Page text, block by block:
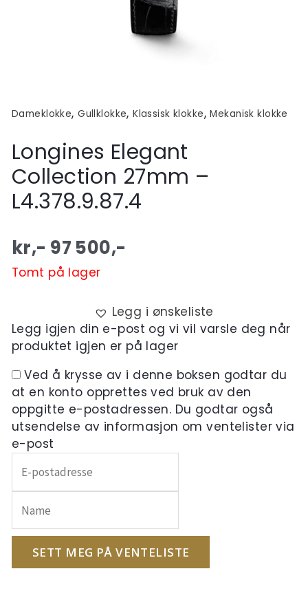
Dameklokke,Gullklokke,Klassisk klokke,Mekanisk klokke
Longines Elegant
Collection 27mm –
L4.378.9.87.4
kr,- 97 500,-
Tomt på lager
Legg i ønskeliste
Legg igjen din e-post og vi vil varsle deg når
produktet igjen er på lager
Ved å krysse av i denne boksen godtar du
at en konto opprettes ved bruk av den
oppgitte e-postadressen. Du godtar også
utsendelse av informasjon om ventelister via
e-post
inn
e-
postadressen
din
SETT MEG PÅ VENTELISTE